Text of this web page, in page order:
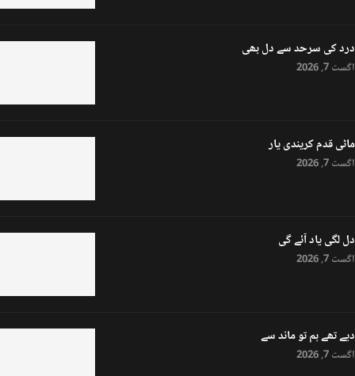
درد کی سرحد سے دل بھی
اگست 7, 2026
ماٹی قدم کریندی یار
اگست 7, 2026
دل لگی یاد آئے گی
اگست 7, 2026
دیے تھے ہم تو ماند سے
اگست 7, 2026